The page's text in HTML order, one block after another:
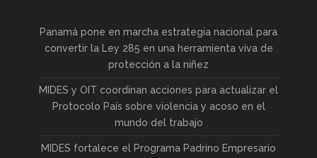
Panamá pone en marcha estrategia nacional para
convertir la Ley 285 en una herramienta viva de
protección a la niñez
MIDES y OIT coordinan acciones para actualizar el
Protocolo País sobre violencia y acoso en el
mundo del trabajo
MIDES fortalece el Programa Padrino Empresario